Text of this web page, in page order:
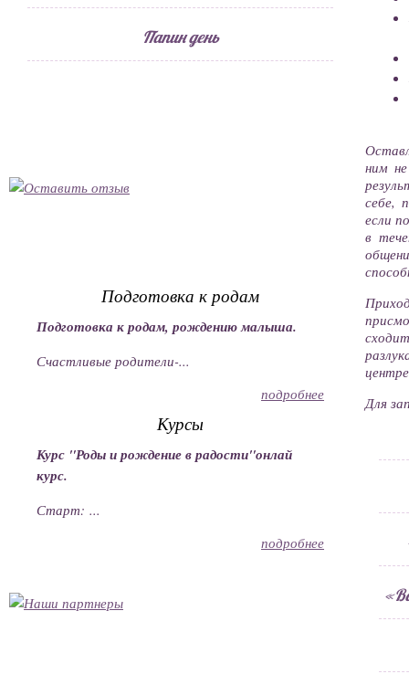
Папин день
Подготовка к родам
Подготовка к родам, рождению малыша.
Счастливые родители-...
подробнее
Курсы
Курс "Роды и рождение в радости"онлай
курс.
Старт: ...
подробнее
ним
себе,
если
в
Для